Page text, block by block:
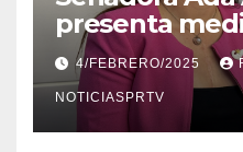
presenta
violencia en
4/FEBRERO/2025
NOTICIASPRTV